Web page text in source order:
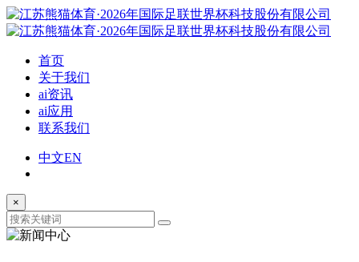
首页
关于我们
ai资讯
ai应用
联系我们
中文EN
×